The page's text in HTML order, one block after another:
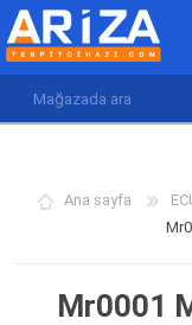
Ana sayfa
Mr0001